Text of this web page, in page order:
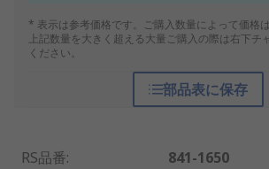
* 表示は参考価格です。ご購入数量によって価格
上記数量を大きく超える大量ご購入の際は右下チ
ください。
部品表に保存
RS品番:
841-1650